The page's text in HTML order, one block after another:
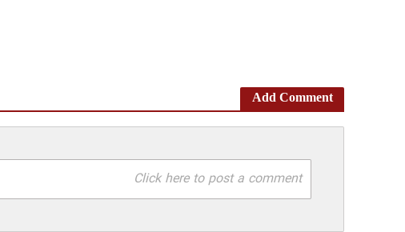
Add Comment
Click here to post a comment